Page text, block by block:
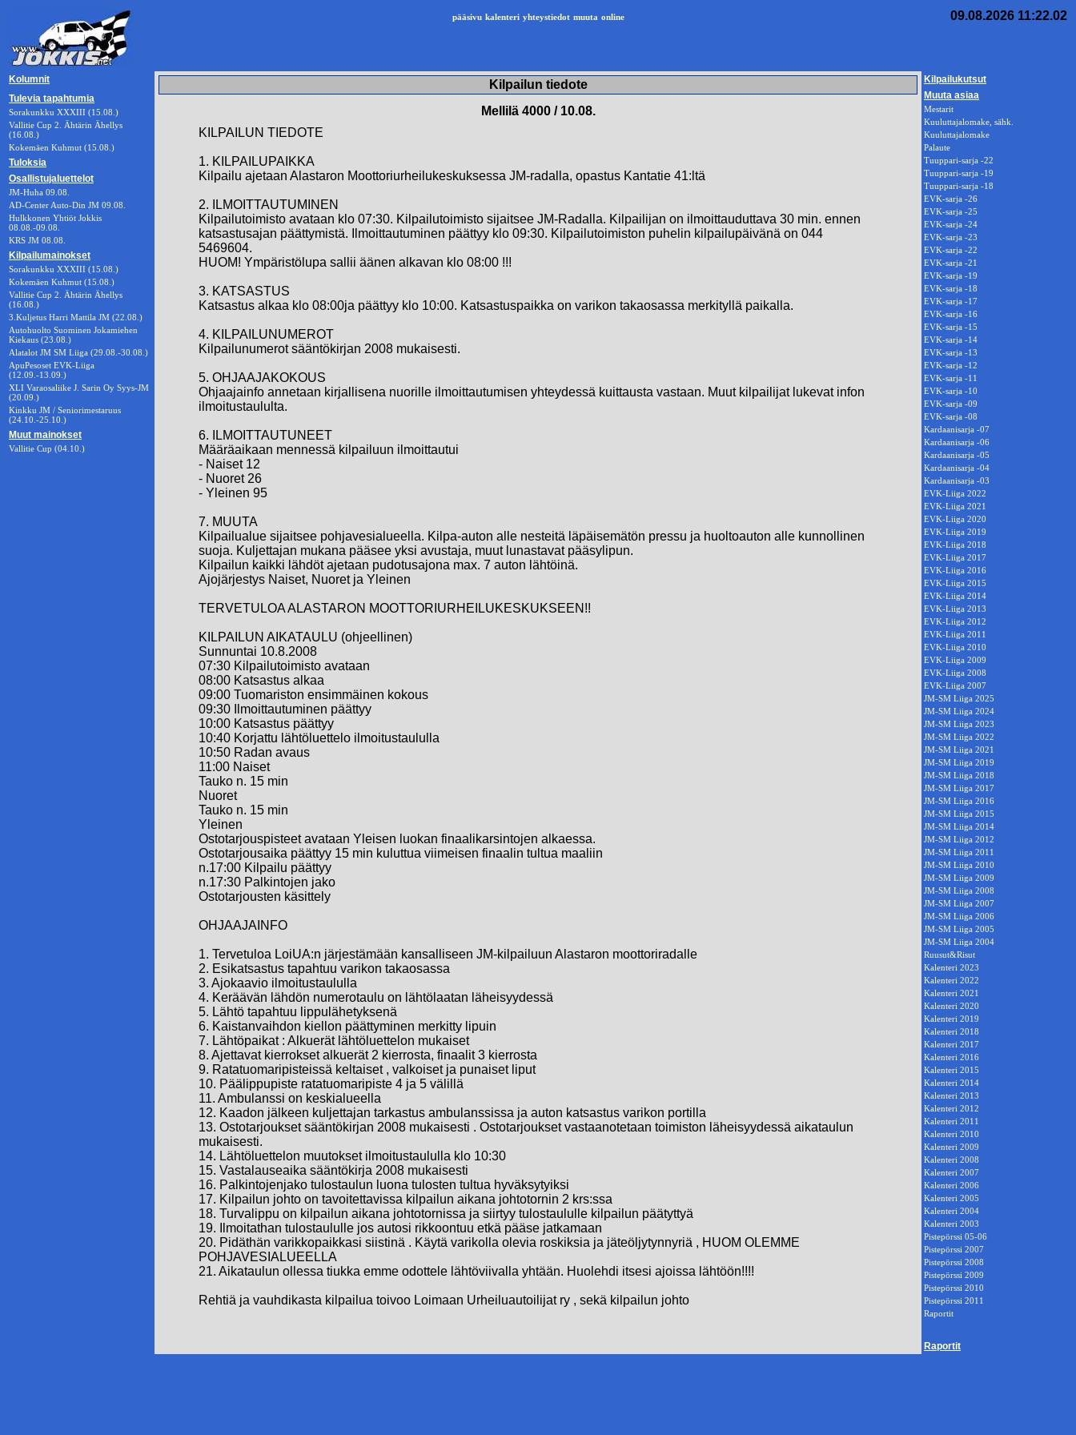
pääsivu kalenteri yhteystiedot muuta online 09.08.2026 11:22.02
Kolumnit
Tulevia tapahtumia
Sorakunkku XXXIII (15.08.)
Vallitie Cup 2. Ähtärin Ähellys
(16.08.)
Kokemäen Kuhmut (15.08.)
Tuloksia
Osallistujaluettelot
JM-Huha 09.08.
AD-Center Auto-Din JM 09.08.
Hulkkonen Yhtiöt Jokkis
08.08.-09.08.
KRS JM 08.08.
Kilpailumainokset
Sorakunkku XXXIII (15.08.)
Kokemäen Kuhmut (15.08.)
Vallitie Cup 2. Ähtärin Ähellys
(16.08.)
3.Kuljetus Harri Mattila JM (22.08.)
Autohuolto Suominen Jokamiehen
Kiekaus (23.08.)
Alatalot JM SM Liiga (29.08.-30.08.)
ApuPesoset EVK-Liiga
(12.09.-13.09.)
XLI Varaosaliike J. Sarin Oy Syys-JM
(20.09.)
Kinkku JM / Seniorimestaruus
(24.10.-25.10.)
Muut mainokset
Vallitie Cup (04.10.)
Kilpailun tiedote
Mellilä 4000 / 10.08.
KILPAILUN TIEDOTE
1. KILPAILUPAIKKA
Kilpailu ajetaan Alastaron Moottoriurheilukeskuksessa JM-radalla, opastus Kantatie 41:ltä
2. ILMOITTAUTUMINEN
Kilpailutoimisto avataan klo 07:30. Kilpailutoimisto sijaitsee JM-Radalla. Kilpailijan on ilmoittauduttava 30 min. ennen
katsastusajan päättymistä. Ilmoittautuminen päättyy klo 09:30. Kilpailutoimiston puhelin kilpailupäivänä on 044
5469604.
HUOM! Ympäristölupa sallii äänen alkavan klo 08:00 !!!
3. KATSASTUS
Katsastus alkaa klo 08:00ja päättyy klo 10:00. Katsastuspaikka on varikon takaosassa merkityllä paikalla.
4. KILPAILUNUMEROT
Kilpailunumerot sääntökirjan 2008 mukaisesti.
5. OHJAAJAKOKOUS
Ohjaajainfo annetaan kirjallisena nuorille ilmoittautumisen yhteydessä kuittausta vastaan. Muut kilpailijat lukevat infon
ilmoitustaululta.
6. ILMOITTAUTUNEET
Määräaikaan mennessä kilpailuun ilmoittautui
- Naiset 12
- Nuoret 26
- Yleinen 95
7. MUUTA
Kilpailualue sijaitsee pohjavesialueella. Kilpa-auton alle nesteitä läpäisemätön pressu ja huoltoauton alle kunnollinen
suoja. Kuljettajan mukana pääsee yksi avustaja, muut lunastavat pääsylipun.
Kilpailun kaikki lähdöt ajetaan pudotusajona max. 7 auton lähtöinä.
Ajojärjestys Naiset, Nuoret ja Yleinen
TERVETULOA ALASTARON MOOTTORIURHEILUKESKUKSEEN!!
KILPAILUN AIKATAULU (ohjeellinen)
Sunnuntai 10.8.2008
07:30 Kilpailutoimisto avataan
08:00 Katsastus alkaa
09:00 Tuomariston ensimmäinen kokous
09:30 Ilmoittautuminen päättyy
10:00 Katsastus päättyy
10:40 Korjattu lähtöluettelo ilmoitustaululla
10:50 Radan avaus
11:00 Naiset
Tauko n. 15 min
Nuoret
Tauko n. 15 min
Yleinen
Ostotarjouspisteet avataan Yleisen luokan finaalikarsintojen alkaessa.
Ostotarjousaika päättyy 15 min kuluttua viimeisen finaalin tultua maaliin
n.17:00 Kilpailu päättyy
n.17:30 Palkintojen jako
Ostotarjousten käsittely
OHJAAJAINFO
1. Tervetuloa LoiUA:n järjestämään kansalliseen JM-kilpailuun Alastaron moottoriradalle
2. Esikatsastus tapahtuu varikon takaosassa
3. Ajokaavio ilmoitustaululla
4. Keräävän lähdön numerotaulu on lähtölaatan läheisyydessä
5. Lähtö tapahtuu lippulähetyksenä
6. Kaistanvaihdon kiellon päättyminen merkitty lipuin
7. Lähtöpaikat : Alkuerät lähtöluettelon mukaiset
8. Ajettavat kierrokset alkuerät 2 kierrosta, finaalit 3 kierrosta
9. Ratatuomaripisteissä keltaiset , valkoiset ja punaiset liput
10. Päälippupiste ratatuomaripiste 4 ja 5 välillä
11. Ambulanssi on keskialueella
12. Kaadon jälkeen kuljettajan tarkastus ambulanssissa ja auton katsastus varikon portilla
13. Ostotarjoukset sääntökirjan 2008 mukaisesti . Ostotarjoukset vastaanotetaan toimiston läheisyydessä aikataulun
mukaisesti.
14. Lähtöluettelon muutokset ilmoitustaululla klo 10:30
15. Vastalauseaika sääntökirja 2008 mukaisesti
16. Palkintojenjako tulostaulun luona tulosten tultua hyväksytyiksi
17. Kilpailun johto on tavoitettavissa kilpailun aikana johtotornin 2 krs:ssa
18. Turvalippu on kilpailun aikana johtotornissa ja siirtyy tulostaululle kilpailun päätyttyä
19. Ilmoitathan tulostaululle jos autosi rikkoontuu etkä pääse jatkamaan
20. Pidäthän varikkopaikkasi siistinä . Käytä varikolla olevia roskiksia ja jäteöljytynnyriä , HUOM OLEMME
POHJAVESIALUEELLA
21. Aikataulun ollessa tiukka emme odottele lähtöviivalla yhtään. Huolehdi itsesi ajoissa lähtöön!!!!
Rehtiä ja vauhdikasta kilpailua toivoo Loimaan Urheiluautoilijat ry , sekä kilpailun johto
Kilpailukutsut
Muuta asiaa
Mestarit
Kuuluttajalomake, sähk.
Kuuluttajalomake
Palaute
Tuuppari-sarja -22
Tuuppari-sarja -19
Tuuppari-sarja -18
EVK-sarja -26
EVK-sarja -25
EVK-sarja -24
EVK-sarja -23
EVK-sarja -22
EVK-sarja -21
EVK-sarja -19
EVK-sarja -18
EVK-sarja -17
EVK-sarja -16
EVK-sarja -15
EVK-sarja -14
EVK-sarja -13
EVK-sarja -12
EVK-sarja -11
EVK-sarja -10
EVK-sarja -09
EVK-sarja -08
Kardaanisarja -07
Kardaanisarja -06
Kardaanisarja -05
Kardaanisarja -04
Kardaanisarja -03
EVK-Liiga 2022
EVK-Liiga 2021
EVK-Liiga 2020
EVK-Liiga 2019
EVK-Liiga 2018
EVK-Liiga 2017
EVK-Liiga 2016
EVK-Liiga 2015
EVK-Liiga 2014
EVK-Liiga 2013
EVK-Liiga 2012
EVK-Liiga 2011
EVK-Liiga 2010
EVK-Liiga 2009
EVK-Liiga 2008
EVK-Liiga 2007
JM-SM Liiga 2025
JM-SM Liiga 2024
JM-SM Liiga 2023
JM-SM Liiga 2022
JM-SM Liiga 2021
JM-SM Liiga 2019
JM-SM Liiga 2018
JM-SM Liiga 2017
JM-SM Liiga 2016
JM-SM Liiga 2015
JM-SM Liiga 2014
JM-SM Liiga 2012
JM-SM Liiga 2011
JM-SM Liiga 2010
JM-SM Liiga 2009
JM-SM Liiga 2008
JM-SM Liiga 2007
JM-SM Liiga 2006
JM-SM Liiga 2005
JM-SM Liiga 2004
Ruusut&Risut
Kalenteri 2023
Kalenteri 2022
Kalenteri 2021
Kalenteri 2020
Kalenteri 2019
Kalenteri 2018
Kalenteri 2017
Kalenteri 2016
Kalenteri 2015
Kalenteri 2014
Kalenteri 2013
Kalenteri 2012
Kalenteri 2011
Kalenteri 2010
Kalenteri 2009
Kalenteri 2008
Kalenteri 2007
Kalenteri 2006
Kalenteri 2005
Kalenteri 2004
Kalenteri 2003
Pistepörssi 05-06
Pistepörssi 2007
Pistepörssi 2008
Pistepörssi 2009
Pistepörssi 2010
Pistepörssi 2011
Raportit
Raportit